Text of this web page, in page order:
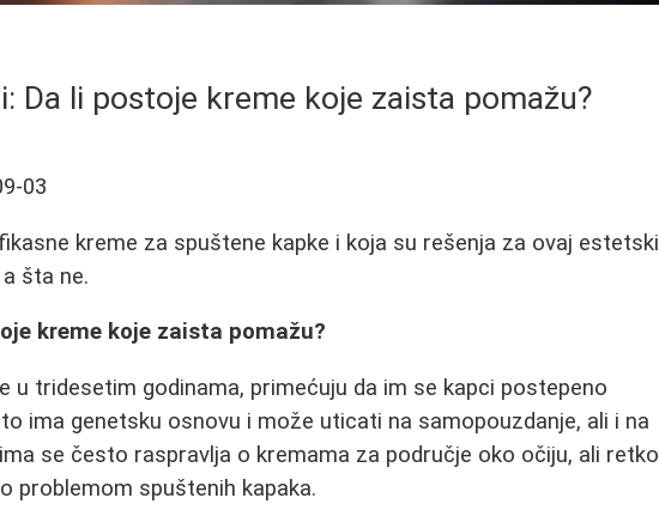
Da li postoje kreme koje zaista pomažu?
03
kreme za spuštene kapke i koja su rešenja za ovaj estetski
šta ne.
kreme koje zaista pomažu?
u tridesetim godinama, primećuju da im se kapci postepeno
ima genetsku osnovu i može uticati na samopouzdanje, ali i na
se često raspravlja o kremama za područje oko očiju, ali retko
problemom spuštenih kapaka.